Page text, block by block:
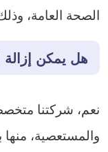
الصحة العامة،
هل يمكن إزالة
نعم، شركتنا
والمستعصية، منها